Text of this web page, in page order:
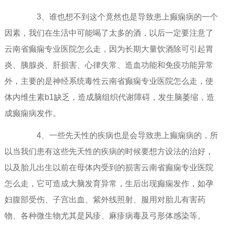
3、谁也想不到这个竟然也是导致患上癫痫病的一个
因素，我们在生活中可能喝了太多的酒，以后一定要注意了
云南省癫痫专业医院怎么走，因为长期大量饮酒除可引起胃
炎、胰腺炎、肝损害、心律失常、造血功能和免疫功能异常
外，主要的是神经系统毒性云南省癫痫专业医院怎么走，使
体内维生素b1缺乏，造成脑组织代谢障碍，发生脑萎缩，造
成癫痫病发作。
4、一些先天性的疾病也是会导致患上癫痫病的，所
以当我们患有这些先天性的疾病的时候要想方设法的治好，
以及胎儿出生以前在母体内受到的损害云南省癫痫专业医院
怎么走，它可造成大脑发育异常，生后出现癫痫发作，如孕
妇腹部受伤、子宫出血、紫外线照射、服用对胎儿有害药
物、各种微生物尤其是风疹、麻疹病毒及弓形体感染等。